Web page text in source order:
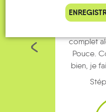
Je vais
complet
Pouce.
bien, je